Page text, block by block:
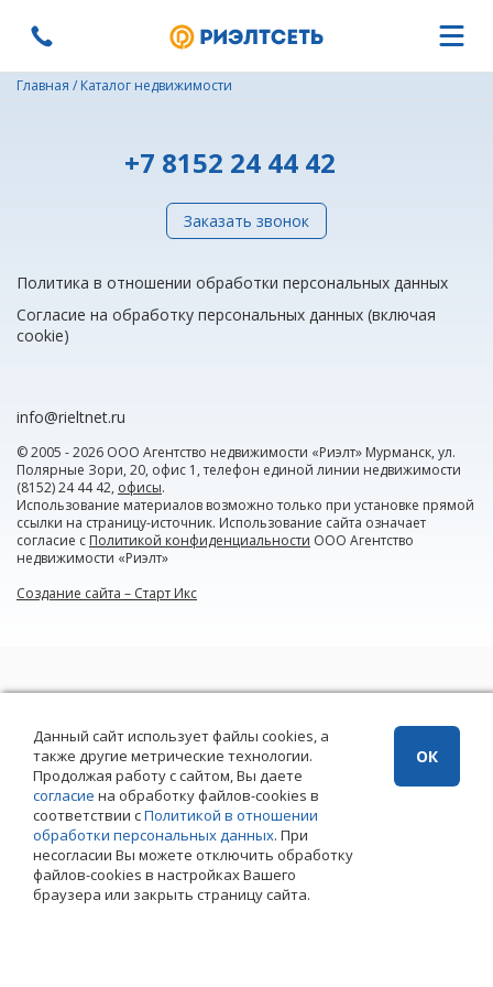
Главная / Каталог недвижимости
+7 8152 24 44 42
Заказать звонок
Политика в отношении обработки персональных данных
Согласие на обработку персональных данных (включая
cookie)
info@rieltnet.ru
© 2005 - 2026 ООО Агентство недвижимости «Риэлт» Мурманск, ул.
Полярные Зори, 20, офис 1, телефон единой линии недвижимости
(8152) 24 44 42, офисы.
Использование материалов возможно только при установке прямой
ссылки на страницу-источник. Использование сайта означает
согласие с Политикой конфиденциальности ООО Агентство
недвижимости «Риэлт»
Создание сайта – Старт Икс
Данный сайт использует файлы cookies, а
также другие метрические технологии.
Продолжая работу с сайтом, Вы даете
согласие на обработку файлов-cookies в
соответствии сПолитикой в отношении
обработки персональных данных. При
несогласии Вы можете отключить обработку
файлов-cookies в настройках Вашего
браузера или закрыть страницу сайта.
ОК